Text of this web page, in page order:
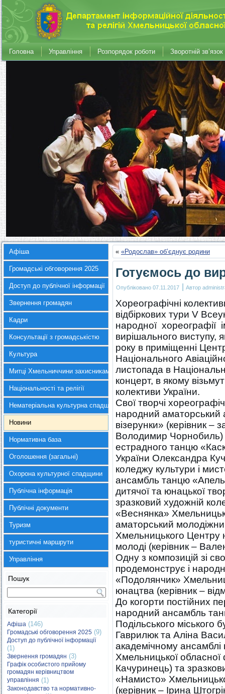
Головна Управління Розпорядок роботи Зворотній зв’язок
Афіша
Громадські обговорення 2025
Доступ до публічної інформації
Звернення громадян
Кадри
Консультації з громадськістю
Культура
Митці Хмельниччини захисникам України
Національності та релігії
Нематеріальна культурна спадщина
Новини
Нормативна база
Оголошення (загальні)
Охорона культурної спадщини
Публічна інформація
Публічні документи
Туризм
туристичні маршрути
Управління
Пошук
Категорії
Афіша (146)
Громадські обговорення 2025 (9)
Доступ до публічної інформації
(1)
Звернення громадян (3)
Графік особистого прийому
громадян керівництвом
управління (1)
Законодавство та нормативно-
« «Родослав» об’єднує родини
Готуємось до
Опубліковано 07.11.2017 | Автор
Хореографічні
відбіркових тури V
народної хореографії
вирішального виступу,
року в приміщенні
Національного
листопада в
концерт, в якому
колективи України.
Свої творчі
народний аматорський
візерунки» (керівник –
Володимир Чорнобиль)
естрадного танцю
України Олександра
коледжу культури і
ансамбль танцю
дитячої та юнацької
зразковий художній
«Веснянка»
аматорський
Хмельницького Центру
молоді (керівник –
Одну з композицій зі
продемонструє і
«Подолянчик»
юнацтва (керівник –
До когорти постійних
народний ансамбль
Подільського міського
Гаврилюк та Аліна
академічному ансамблі
Хмельницької обласної
Качуринець) та
«Намисто»
(керівник – Ірина